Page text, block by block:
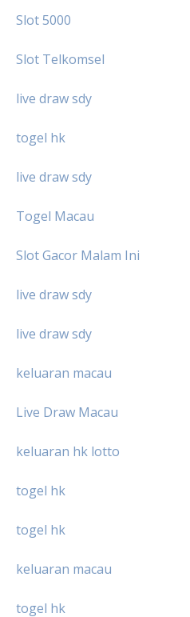
Slot 5000
Slot Telkomsel
live draw sdy
togel hk
live draw sdy
Togel Macau
Slot Gacor Malam Ini
live draw sdy
live draw sdy
keluaran macau
Live Draw Macau
keluaran hk lotto
togel hk
togel hk
keluaran macau
togel hk